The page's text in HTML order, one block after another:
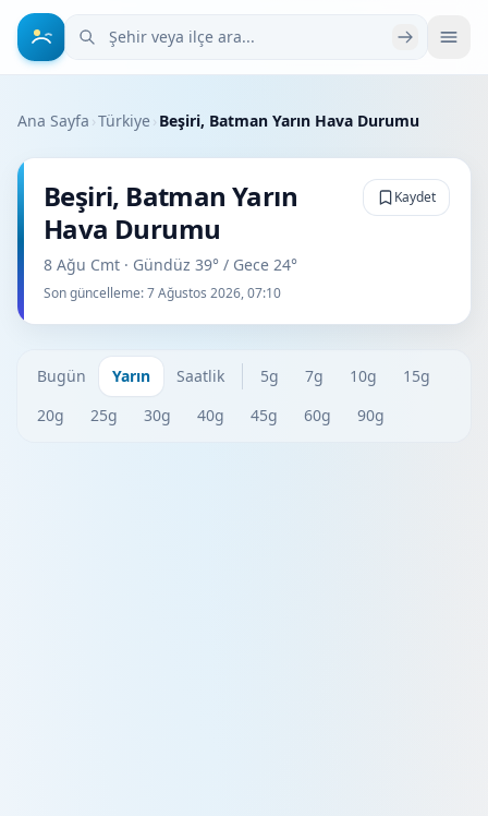
Şehir veya ilçe ara
Ana Sayfa ›Türkiye› Beşiri, Batman Yarın Hava Durumu
Beşiri, Batman Yarın
Hava Durumu
8 Ağu Cmt · Gündüz 39° / Gece 24°
Son güncelleme:7 Ağustos 2026, 07:10
Kaydet
Bugün Yarın Saatlik 5g 7g 10g
15g
20g
25g 30g 40g 45g 60g 90g